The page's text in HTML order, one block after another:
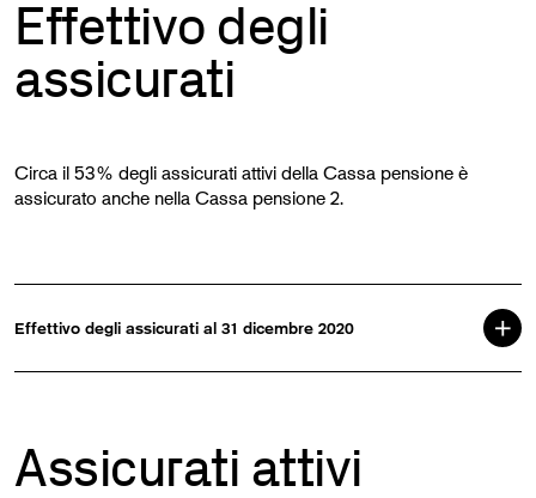
Effettivo degli
assicurati
Circa il 53% degli assicurati attivi della Cassa pensione è
assicurato anche nella Cassa pensione 2.
Effettivo degli assicurati al 31 dicembre 2020
Assicurati attivi